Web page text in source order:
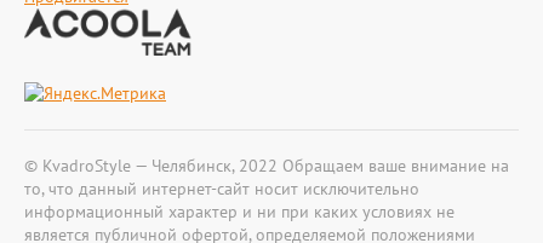
© KvadroStyle — Челябинск, 2022 Обращаем ваше внимание на
то, что данный интернет-сайт носит исключительно
информационный характер и ни при каких условиях не
является публичной офертой, определяемой положениями